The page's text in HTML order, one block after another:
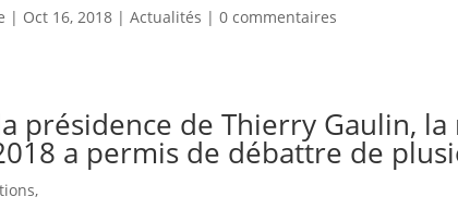
| Oct 16, 2018 |Actualités |0 commentaires
présidence de Thierry Gaulin,
a permis de débattre de